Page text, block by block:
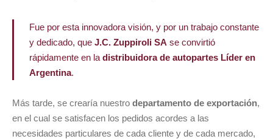
Fue por esta innovadora visión, y por un trabajo constante
y dedicado, que J.C. Zuppiroli SA se convirtió
rápidamente en la distribuidora de autopartes Líder en
Argentina.
Más tarde, se crearía nuestro departamento de exportación,
en el cual se satisfacen los pedidos acordes a las
necesidades particulares de cada cliente y de cada mercado,